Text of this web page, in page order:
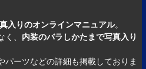
入りのオンラインマニュアル。
、 内装のバラしかたまで写真入り
パーツなどの詳細も掲載しておりま